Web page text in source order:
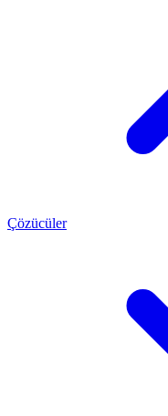
Çözücüler